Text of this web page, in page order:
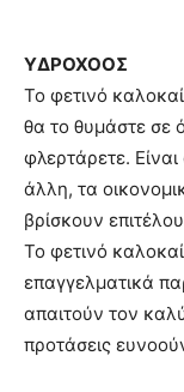
ΥΔΡΟΧΟΟΣ
Το φετινό
θα το θυμάστε σε
φλερτάρετε.
άλλη, τα
βρίσκουν
Το φετινό
επαγγελματικά
απαιτούν τον
προτάσεις